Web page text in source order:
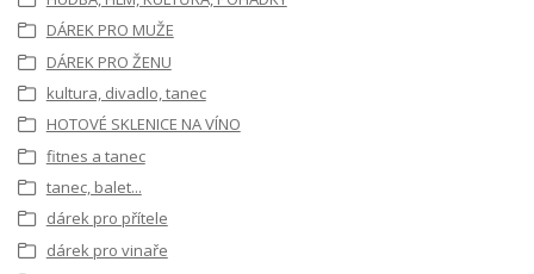
DÁREK PRO MUŽE
DÁREK PRO ŽENU
kultura, divadlo, tanec
HOTOVÉ SKLENICE NA VÍNO
fitnes a tanec
tanec, balet...
dárek pro přítele
dárek pro vinaře